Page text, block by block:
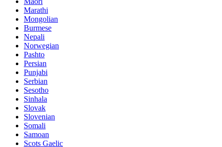
Marathi
Mongolian
Burmese
Nepali
Norwegian
Pashto
Persian
Punjabi
Serbian
Sesotho
Sinhala
Slovak
Slovenian
Somali
Samoan
Scots Gaelic